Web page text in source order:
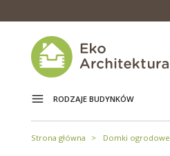
RODZAJE BUDYNKÓW
Strona główna Domki ogrodowe